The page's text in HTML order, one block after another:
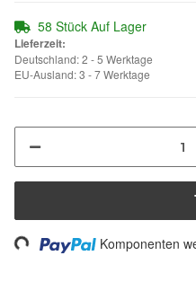
58 Stück Auf Lager
Lieferzeit:
Deutschland: 2 - 5 Werktage
EU-Ausland: 3 - 7 Werktage
Komponenten